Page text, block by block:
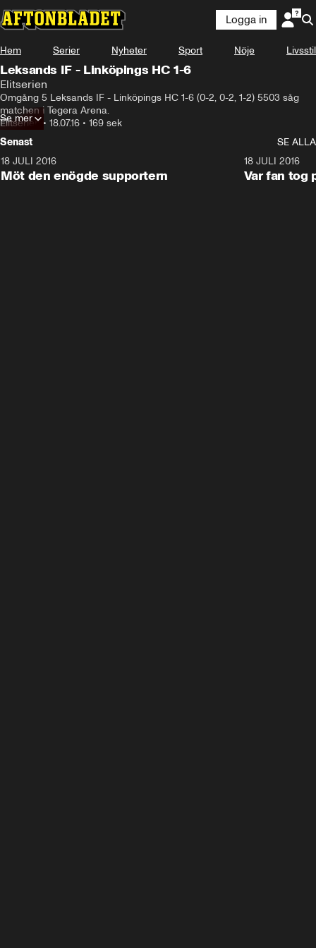
Logga in
Hem Serier Nyheter Sport Nöje Livsstil
Leksands IF - Linköpings HC 1-6
Elitserien
Omgång 5 Leksands IF - Linköpings HC 1-6 (0-2, 0-2, 1-2) 5503 såg
matchen i Tegera Arena.
Elitserien• 18.07.16 • 169 sek
Se mer
Senast
SE ALLA
18 JULI 2016
Möt den enögde supportern
18 JULI 2016
Var fan tog